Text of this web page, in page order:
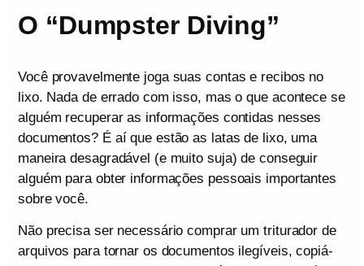
O “Dumpster Diving”
Você provavelmente joga suas contas e recibos no
lixo. Nada de errado com isso, mas o que acontece se
alguém recuperar as informações contidas nesses
documentos? É aí que estão as latas de lixo, uma
maneira desagradável (e muito suja) de conseguir
alguém para obter informações pessoais importantes
sobre você.
Não precisa ser necessário comprar um triturador de
arquivos para tornar os documentos ilegíveis, copiá-